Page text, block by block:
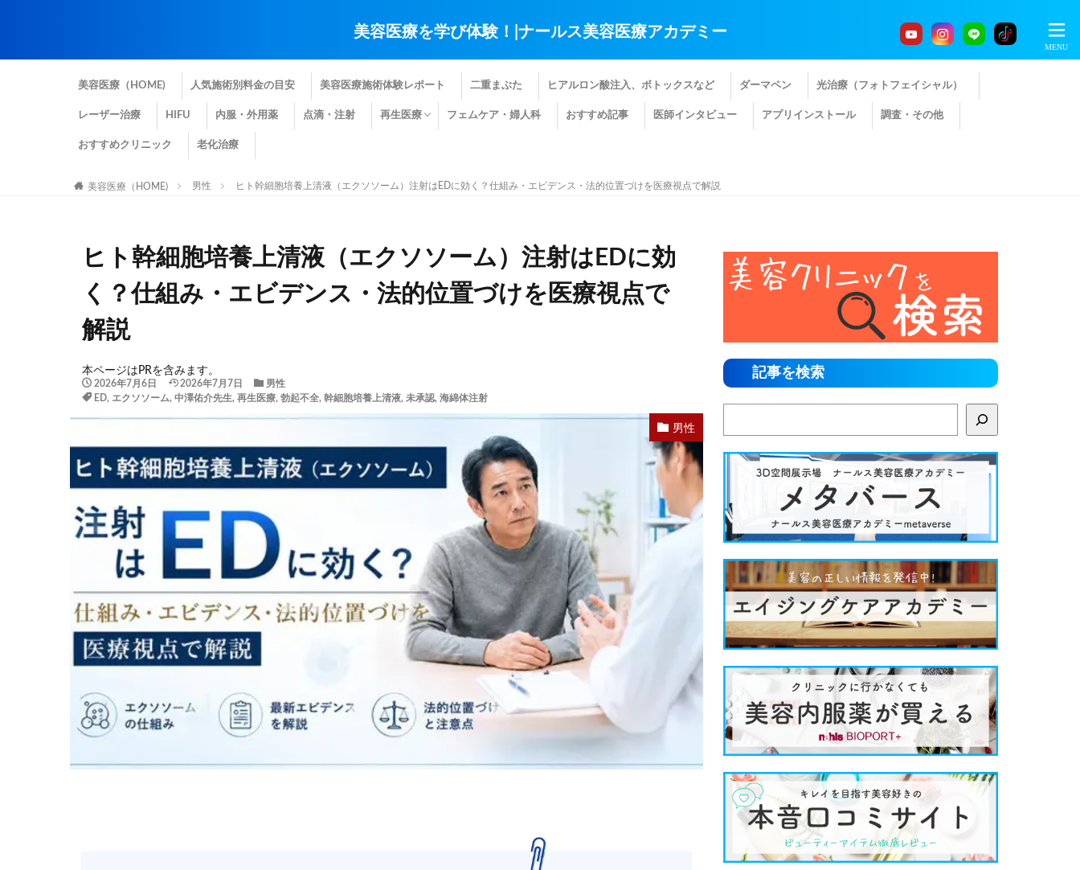
美容医療を学び体験！|ナールス美容医療アカデミー
美容医療（HOME) 人気施術別料金の目安 美容医療施術体験レポート 二重まぶた ヒアルロン酸注入、ボトックスなど ダーマペン 光治療（フォトフェイシャル）
レーザー治療 HIFU 内服・外用薬 点滴・注射 再生医療 フェムケア・婦人科 おすすめ記事 医師インタビュー アプリインストール 調査・その他
おすすめクリニック 老化治療
美容医療（HOME) 男性 ヒト幹細胞培養上清液（エクソソーム）注射はEDに効く？仕組み・エビデンス・法的位置づけを医療視点で解説
ヒト幹細胞培養上清液（エクソソーム）注射はEDに効
く？仕組み・エビデンス・法的位置づけを医療視点で
解説
本ページはPRを含みます。
2026年7月6日 2026年7月7日
男性
ED, エクソソーム, 中澤佑介先生, 再生医療, 勃起不全, 幹細胞培養上清液, 未承認, 海綿体注射
男性
記事を検索